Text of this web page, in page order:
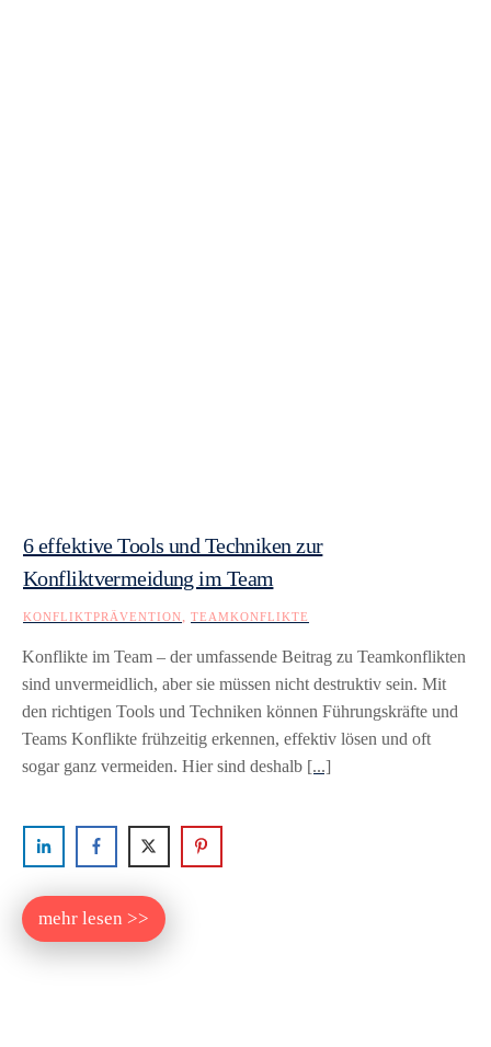
6 effektive Tools und Techniken zur
Konfliktvermeidung im Team
KONFLIKTPRÄVENTION TEAMKONFLIKTE
Konflikte im Team – der umfassende Beitrag zu Teamkonflikten
sind unvermeidlich, aber sie müssen nicht destruktiv sein. Mit
den richtigen Tools und Techniken können Führungskräfte und
Teams Konflikte frühzeitig erkennen, effektiv lösen und oft
sogar ganz vermeiden. Hier sind deshalb [...]
mehr lesen >>